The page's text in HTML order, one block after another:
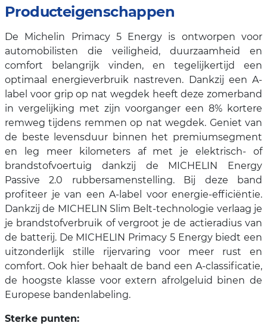
Producteigenschappen
De Michelin Primacy 5 Energy is ontworpen voor
automobilisten die veiligheid, duurzaamheid en
comfort belangrijk vinden, en tegelijkertijd een
optimaal energieverbruik nastreven. Dankzij een A-
label voor grip op nat wegdek heeft deze zomerband
in vergelijking met zijn voorganger een 8% kortere
remweg tijdens remmen op nat wegdek. Geniet van
de beste levensduur binnen het premiumsegment
en leg meer kilometers af met je elektrisch- of
brandstofvoertuig dankzij de MICHELIN Energy
Passive 2.0 rubbersamenstelling. Bij deze band
profiteer je van een A-label voor energie-efficiëntie.
Dankzij de MICHELIN Slim Belt-technologie verlaag je
je brandstofverbruik of vergroot je de actieradius van
de batterij. De MICHELIN Primacy 5 Energy biedt een
uitzonderlijk stille rijervaring voor meer rust en
comfort. Ook hier behaalt de band een A-classificatie,
de hoogste klasse voor extern afrolgeluid binen de
Europese bandenlabeling.
Sterke punten: